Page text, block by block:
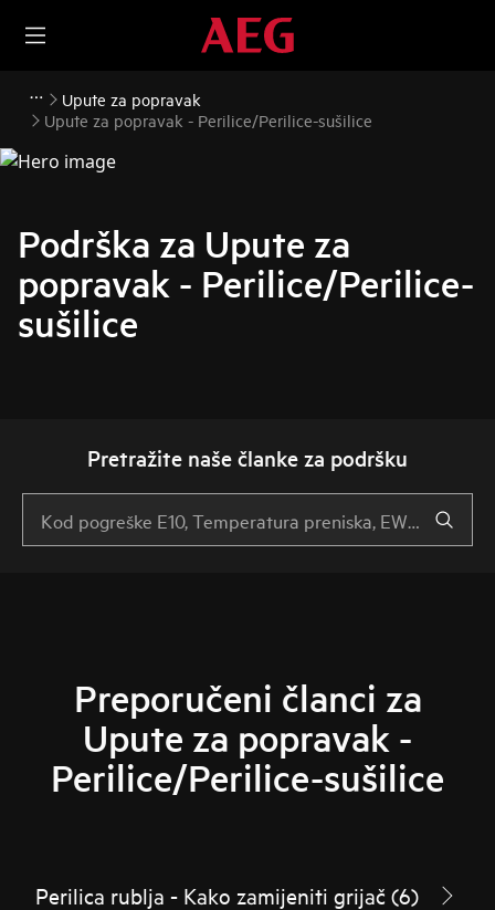
Upute za popravak
Upute za popravak - Perilice/Perilice-sušilice
Podrška za Upute za
popravak - Perilice/Perilice-
sušilice
Pretražite naše članke za podršku
Preporučeni članci za
Upute za popravak -
Perilice/Perilice-sušilice
Perilica rublja - Kako zamijeniti grijač (6)